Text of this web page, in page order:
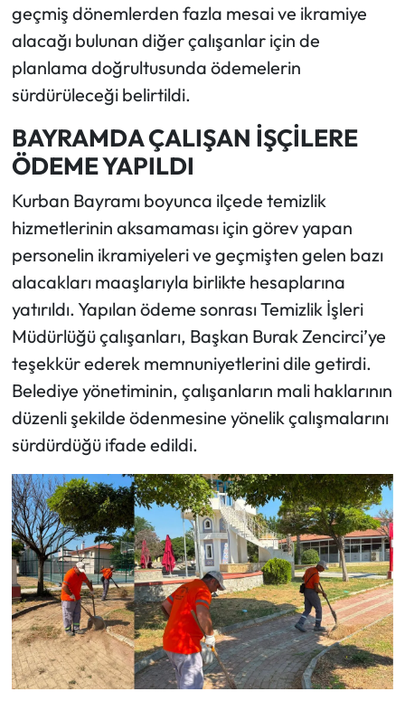
geçmiş dönemlerden fazla mesai ve ikramiye
alacağı bulunan diğer çalışanlar için de
planlama doğrultusunda ödemelerin
sürdürüleceği belirtildi.
BAYRAMDA ÇALIŞAN İŞÇİLERE
ÖDEME YAPILDI
Kurban Bayramı boyunca ilçede temizlik
hizmetlerinin aksamaması için görev yapan
personelin ikramiyeleri ve geçmişten gelen bazı
alacakları maaşlarıyla birlikte hesaplarına
yatırıldı. Yapılan ödeme sonrası Temizlik İşleri
Müdürlüğü çalışanları, Başkan Burak Zencirci’ye
teşekkür ederek memnuniyetlerini dile getirdi.
Belediye yönetiminin, çalışanların mali haklarının
düzenli şekilde ödenmesine yönelik çalışmalarını
sürdürdüğü ifade edildi.